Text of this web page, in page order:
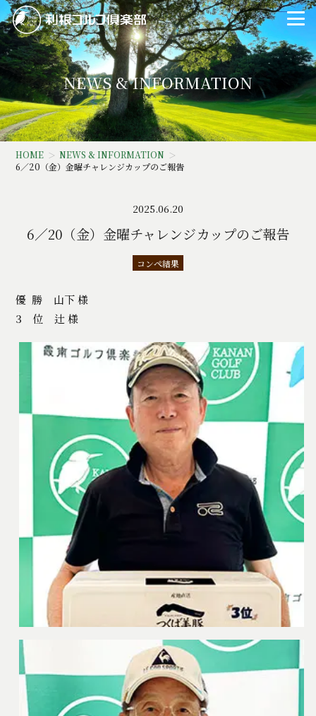
NEWS & INFORMATION
HOME
NEWS & INFORMATION
6／20（金）金曜チャレンジカップのご報告
2025.06.20
6／20（金）金曜チャレンジカップのご報告
コンペ結果
優 勝 山下 様
3 位 辻 様